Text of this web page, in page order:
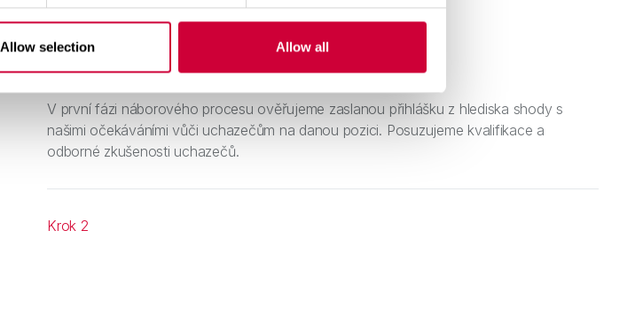
Allow selection Allow all
Vyhodnocení zaslaných přihlášek
V první fázi náborového procesu ověřujeme zaslanou přihlášku z hlediska shody s
našimi očekáváními vůči uchazečům na danou pozici. Posuzujeme kvalifikace a
odborné zkušenosti uchazečů.
Krok 2